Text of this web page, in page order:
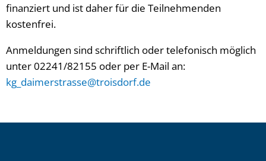
finanziert und ist daher für die Teilnehmenden
kostenfrei.
Anmeldungen sind schriftlich oder telefonisch möglich
unter 02241/82155 oder per E-Mail an:
kg_daimerstrasse@troisdorf.de